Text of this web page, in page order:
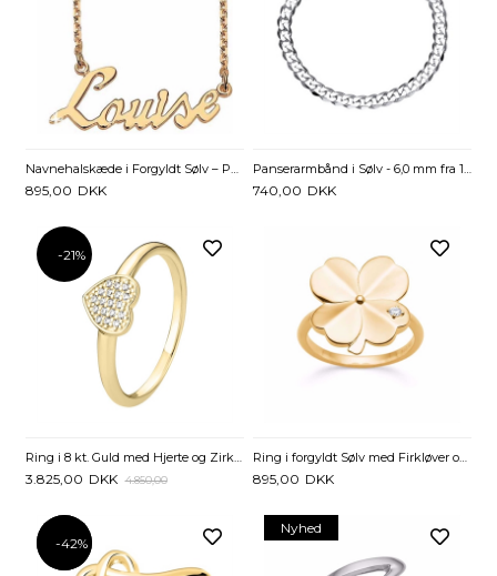
895,00 DKK 740,00 DKK
-21%
3.825,00 DKK 4.850,00 895,00 DKK
-42%
-42%
Nyhed